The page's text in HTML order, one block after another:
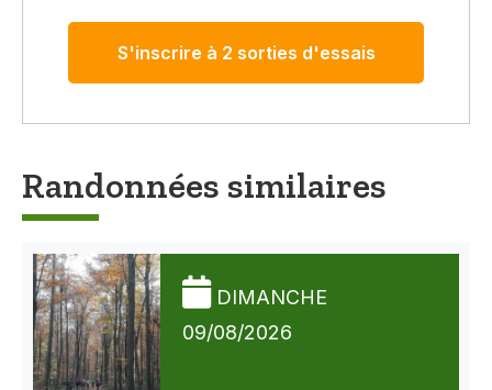
S'inscrire à 2 sorties d'essais
Randonnées similaires
DIMANCHE
09/08/2026